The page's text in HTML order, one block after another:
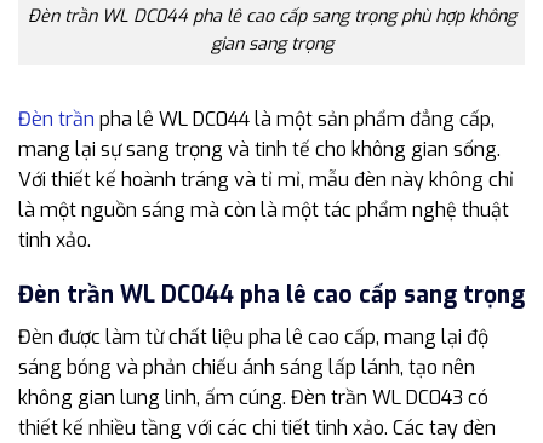
Đèn trần WL DC044 pha lê cao cấp sang trọng phù hợp không
gian sang trọng
Đèn trần pha lê WL DC044 là một sản phẩm đẳng cấp,
mang lại sự sang trọng và tinh tế cho không gian sống.
Với thiết kế hoành tráng và tỉ mỉ, mẫu đèn này không chỉ
là một nguồn sáng mà còn là một tác phẩm nghệ thuật
tinh xảo.
Đèn trần WL DC044 pha lê cao cấp sang trọng
Đèn được làm từ chất liệu pha lê cao cấp, mang lại độ
sáng bóng và phản chiếu ánh sáng lấp lánh, tạo nên
không gian lung linh, ấm cúng. Đèn trần WL DC043 có
thiết kế nhiều tầng với các chi tiết tinh xảo. Các tay đèn